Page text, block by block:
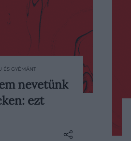
egyes héten
zene jelenik
ezért
az
héten
GYÉMÁNT
nevetünk
ezt